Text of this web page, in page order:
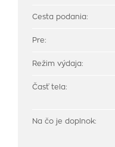
Cesta podania:
Pre:
Režim výdaja:
Časť tela:
Na čo je doplnok: